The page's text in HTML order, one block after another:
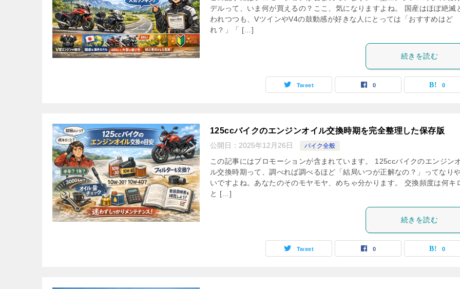
デルって、いま何が買えるの？ここ、気になりますよね。 国産はほぼ絶滅
われつつも、VツインやV4の鼓動感が好きな人にとっては「おすすめはど
れ？」「 […]
続きを読む
Tweet 0 0
125ccバイクのエンジンオイル交換時期を完全整理した保存版
公開日： 2025年12月26日 バイク全般
この記事にはプロモーションが含まれています。 125ccバイクのエンジン
ル交換時期って、調べれば調べるほど「結局いつが正解なの？」ってなり
いですよね。あなたのそのモヤモヤ、めちゃ分かります。 交換頻度は何キ
と […]
続きを読む
Tweet 0 0